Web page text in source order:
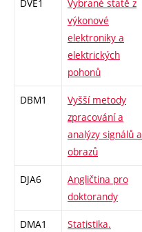
DVE1
Vybrané statě z
výkonové
elektroniky a
elektrických
pohonů
DBM1
Vyšší metody
zpracování a
analýzy signálů a
obrazů
DJA6
Angličtina pro
doktorandy
DMA1
Statistika.